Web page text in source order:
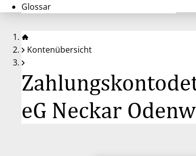
Glossar
Kontenübersicht
eG Neckar